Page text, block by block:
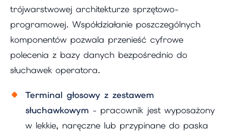
trójwarstwowej architekturze sprzętowo-
programowej. Współdziałanie poszczególnych
komponentów pozwala przenieść cyfrowe
polecenia z bazy danych bezpośrednio do
słuchawek operatora.
Terminal głosowy z zestawem
słuchawkowym - pracownik jest wyposażony
w lekkie, naręczne lub przypinane do paska